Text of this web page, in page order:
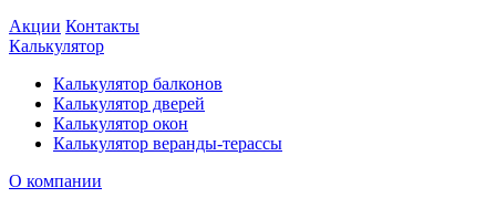
Акции Контакты
Калькулятор
Калькулятор балконов
Калькулятор дверей
Калькулятор окон
Калькулятор веранды-терассы
О компании